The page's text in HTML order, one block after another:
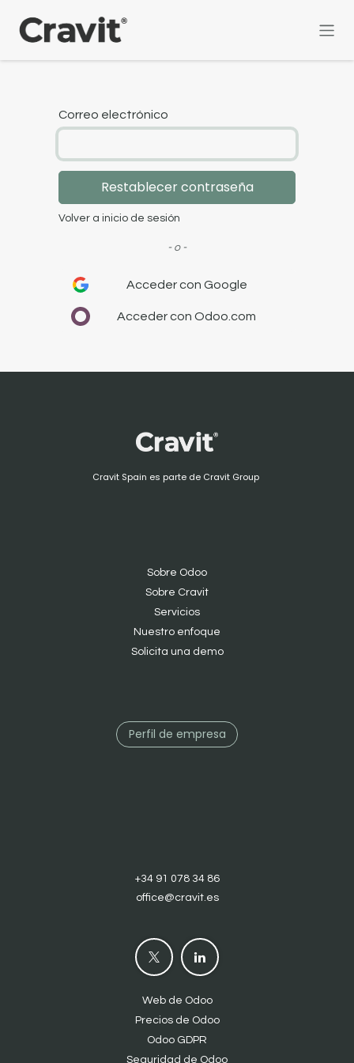
Correo electrónico
Restablecer contraseña
Volver a inicio de sesión
- o -
Acceder con Google
Acceder con Odoo.com
Cravit Spain es parte de Cravit Group
Sobre Odoo
Sobre Cravit
Servicios
Nuestro enfoque
Solicita una demo
Perfil de empresa
+34 91 078 34 86
office@cravit.es
Web de Odoo
Precios de Odoo
Odoo GDPR
Seguridad de Odoo